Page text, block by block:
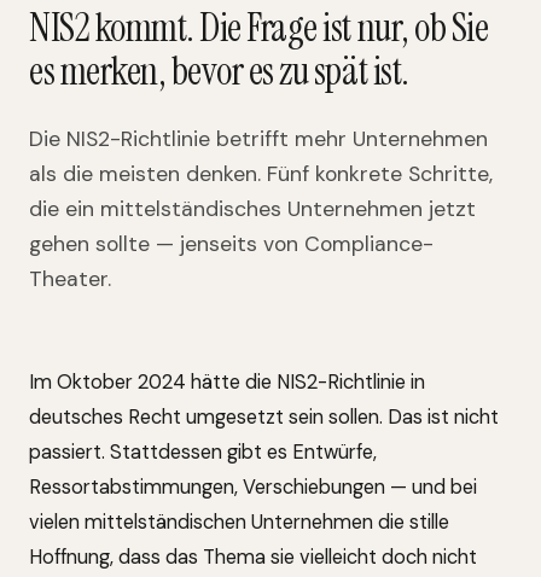
NIS2 kommt. Die Frage ist nur, ob Sie
es merken, bevor es zu spät ist.
Die NIS2-Richtlinie betrifft mehr Unternehmen
als die meisten denken. Fünf konkrete Schritte,
die ein mittelständisches Unternehmen jetzt
gehen sollte — jenseits von Compliance-
Theater.
Im Oktober 2024 hätte die NIS2-Richtlinie in
deutsches Recht umgesetzt sein sollen. Das ist nicht
passiert. Stattdessen gibt es Entwürfe,
Ressortabstimmungen, Verschiebungen — und bei
vielen mittelständischen Unternehmen die stille
Hoffnung, dass das Thema sie vielleicht doch nicht